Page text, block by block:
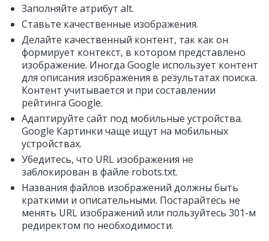
Заполняйте атрибут alt.
Ставьте качественные изображения.
Делайте качественный контент, так как он
формирует контекст, в котором представлено
изображение. Иногда Google использует контент
для описания изображения в результатах поиска.
Контент учитывается и при составлении
рейтинга Google.
Адаптируйте сайт под мобильные устройства.
Google Картинки чаще ищут на мобильных
устройствах.
Убедитесь, что URL изображения не
заблокирован в файле robots.txt.
Названия файлов изображений должны быть
краткими и описательными. Постарайтесь не
менять URL изображений или пользуйтесь 301-м
редиректом по необходимости.